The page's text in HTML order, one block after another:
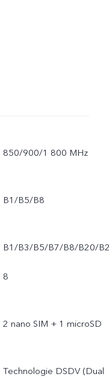
850/900/1 800 MHz
B1/B5/B8
B1/B3/B5/B7/B8/B20/
8
2 nano SIM + 1 microSD
Technologie DSDV (Dual